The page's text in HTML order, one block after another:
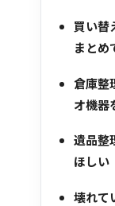
買い替
まとめ
倉庫整
オ機器
遺品整
ほしい
壊れて